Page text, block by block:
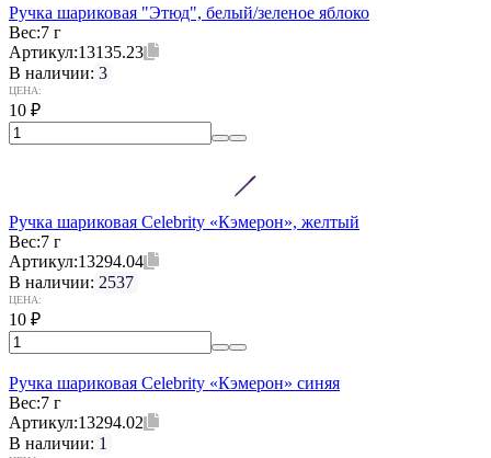
Ручка шариковая "Этюд", белый/зеленое яблоко
Вес:7 г
Артикул:13135.23
В наличии: 3
ЦЕНА:
10 ₽
Ручка шариковая Celebrity «Кэмерон», желтый
Вес:7 г
Артикул:13294.04
В наличии: 2537
ЦЕНА:
10 ₽
Ручка шариковая Celebrity «Кэмерон» синяя
Вес:7 г
Артикул:13294.02
В наличии: 1